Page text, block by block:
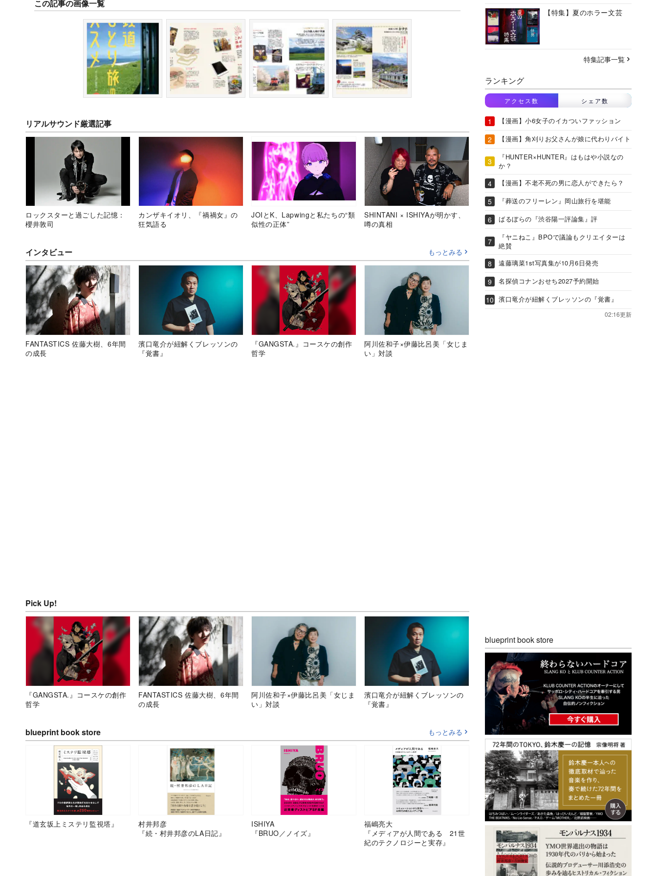
この記事の画像一覧
リアルサウンド厳選記事
ロックスターと過ごした記憶：
櫻井敦司
カンザキイオリ、『禍禍女』の
狂気語る
JOIとK、Lapwingと私たちの“類
似性の正体”
SHINTANI × ISHIYAが明かす、
噂の真相
インタビュー もっとみる
FANTASTICS 佐藤大樹、6年間
の成長
濱口竜介が紐解くブレッソンの
『覚書』
『GANGSTA.』コースケの創作
哲学
阿川佐和子×伊藤比呂美「女じま
い」対談
Pick Up!
『GANGSTA.』コースケの創作
哲学
FANTASTICS 佐藤大樹、6年間
の成長
阿川佐和子×伊藤比呂美「女じま
い」対談
濱口竜介が紐解くブレッソンの
『覚書』
blueprint book store もっとみる
『道玄坂上ミステリ監視塔』
村井邦彦
『続・村井邦彦のLA日記』
ISHIYA
『BRUO／ノイズ』
福嶋亮大
『メディアが人間である 21世
紀のテクノロジーと実存』
【特集】夏のホラー文芸
特集記事一覧
ランキング
アクセス数 シェア数
【漫画】小6女子のイカついファッション
【漫画】角刈りお父さんが娘に代わりバイト
『HUNTER×HUNTER』はもはや小説なの
か？
【漫画】不老不死の男に恋人ができたら？
『葬送のフリーレン』岡山旅行を堪能
ばるぼらの『渋谷陽一評論集』評
『ヤニねこ』BPOで議論もクリエイターは
絶賛
遠藤璃菜1st写真集が10月6日発売
名探偵コナンおせち2027予約開始
濱口竜介が紐解くブレッソンの『覚書』
02:16更新
blueprint book store